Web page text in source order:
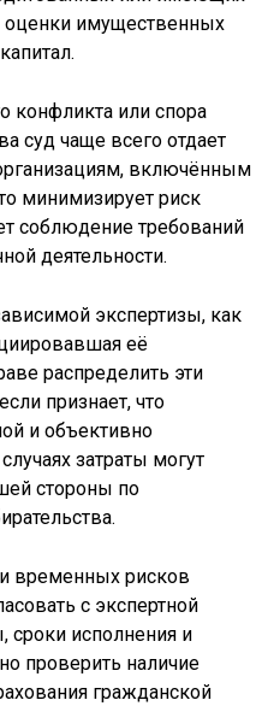
имущественных
конфликта или спора
суд чаще всего отдает
включённым
минимизирует риск
соблюдение требований
деятельности.
экспертизы, как
её
распределить эти
признает, что
и объективно
затраты могут
стороны по
временных рисков
с экспертной
сроки исполнения и
проверить наличие
гражданской